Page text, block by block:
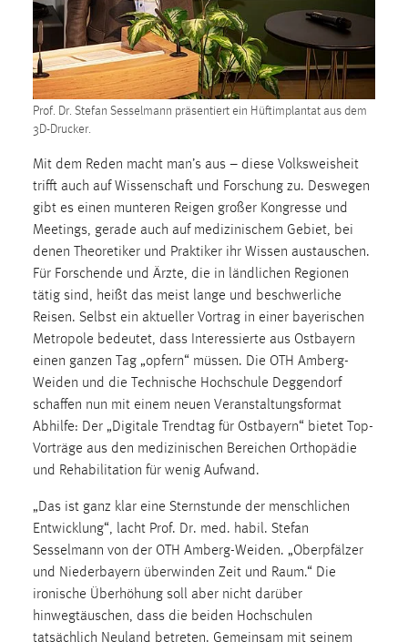
Prof. Dr. Stefan Sesselmann präsentiert ein Hüftimplantat aus dem
3D-Drucker.
Mit dem Reden macht man’s aus – diese Volksweisheit
trifft auch auf Wissenschaft und Forschung zu. Deswegen
gibt es einen munteren Reigen großer Kongresse und
Meetings, gerade auch auf medizinischem Gebiet, bei
denen Theoretiker und Praktiker ihr Wissen austauschen.
Für Forschende und Ärzte, die in ländlichen Regionen
tätig sind, heißt das meist lange und beschwerliche
Reisen. Selbst ein aktueller Vortrag in einer bayerischen
Metropole bedeutet, dass Interessierte aus Ostbayern
einen ganzen Tag „opfern“ müssen. Die OTH Amberg-
Weiden und die Technische Hochschule Deggendorf
schaffen nun mit einem neuen Veranstaltungsformat
Abhilfe: Der „Digitale Trendtag für Ostbayern“ bietet Top-
Vorträge aus den medizinischen Bereichen Orthopädie
und Rehabilitation für wenig Aufwand.
„Das ist ganz klar eine Sternstunde der menschlichen
Entwicklung“, lacht Prof. Dr. med. habil. Stefan
Sesselmann von der OTH Amberg-Weiden. „Oberpfälzer
und Niederbayern überwinden Zeit und Raum.“ Die
ironische Überhöhung soll aber nicht darüber
hinwegtäuschen, dass die beiden Hochschulen
tatsächlich Neuland betreten. Gemeinsam mit seinem
1 Jahr
Performance
Name:
staticfilecache
Zweck:
Für performante Seitenauslieferung wird in diesem Cookie
Sprachpräferenz
Name:
Zweck:
Das Cookie speichert die gewählte Sprache der Website.
Cookie Laufzeit:
Chat
Name:
MibewSessionID, MIBEW_UserID, mibew_locale, mibew-
chat-frame-style-5e9dbeb1811c0446
Zweck:
Wird benötigt um die Chatfunktion nutzen zu können.
Cookie Laufzeit: